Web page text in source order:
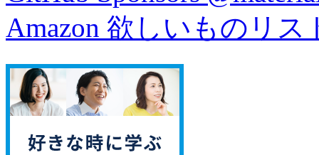
Amazon 欲しいものリス